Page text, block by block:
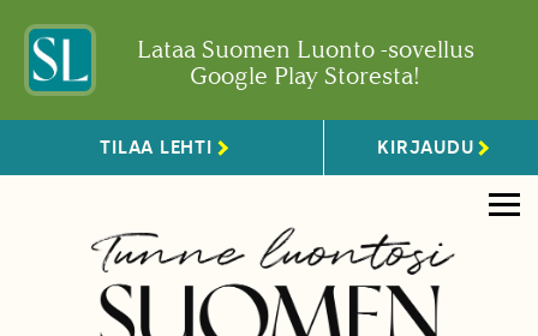
Lataa Suomen Luonto -sovellus
Google Play Storesta!
TILAA LEHTI KIRJAUDU